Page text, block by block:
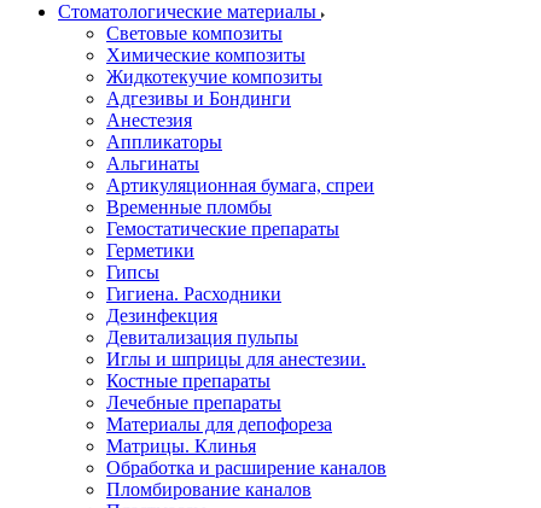
Стоматологические материалы
Световые композиты
Химические композиты
Жидкотекучие композиты
Адгезивы и Бондинги
Анестезия
Аппликаторы
Альгинаты
Артикуляционная бумага, спреи
Временные пломбы
Гемостатические препараты
Герметики
Гипсы
Гигиена. Расходники
Дезинфекция
Девитализация пульпы
Иглы и шприцы для анестезии.
Костные препараты
Лечебные препараты
Материалы для депофореза
Матрицы. Клинья
Обработка и расширение каналов
Пломбирование каналов